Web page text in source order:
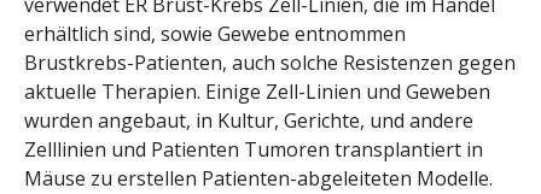
erhältlich sind, sowie Gewebe entnommen
Brustkrebs-Patienten, auch solche Resistenzen gegen
aktuelle Therapien. Einige Zell-Linien und Geweben
wurden angebaut, in Kultur, Gerichte, und andere
Zelllinien und Patienten Tumoren transplantiert in
Mäuse zu erstellen Patienten-abgeleiteten Modelle.